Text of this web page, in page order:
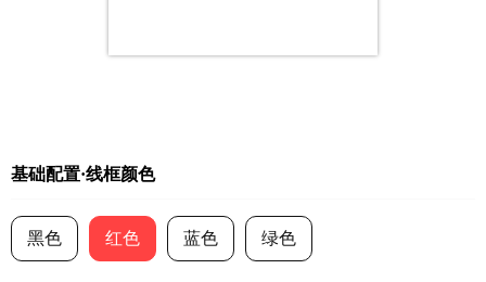
基础配置·线框颜色
黑色 红色 蓝色 绿色